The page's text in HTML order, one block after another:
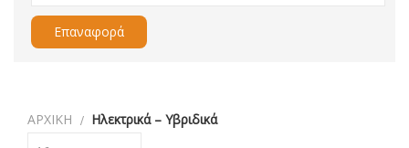
Επαναφορά
ΑΡΧΙΚΗ
Ηλεκτρικά – Υβριδικά